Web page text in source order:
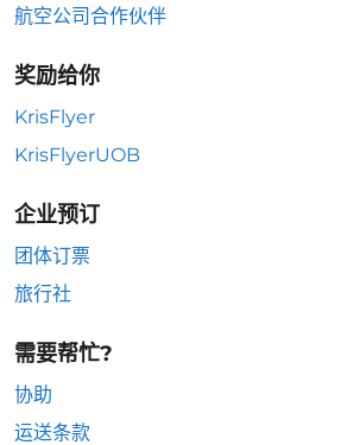
航空公司合作伙伴
奖励给你
KrisFlyer
KrisFlyerUOB
企业预订
团体订票
旅行社
需要帮忙?
协助
运送条款